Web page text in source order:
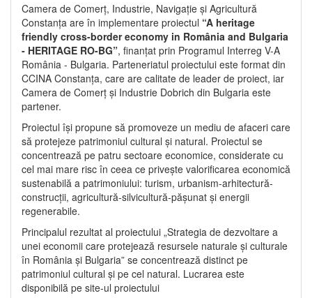
Camera de Comerț, Industrie, Navigație și Agricultură
Constanța are în implementare proiectul “A heritage
friendly cross-border economy in România and Bulgaria
- HERITAGE RO-BG”, finanțat prin Programul Interreg V-A
România - Bulgaria. Parteneriatul proiectului este format din
CCINA Constanța, care are calitate de leader de proiect, iar
Camera de Comerț și Industrie Dobrich din Bulgaria este
partener.
Proiectul își propune să promoveze un mediu de afaceri care
să protejeze patrimoniul cultural și natural. Proiectul se
concentrează pe patru sectoare economice, considerate cu
cel mai mare risc în ceea ce privește valorificarea economică
sustenabilă a patrimoniului: turism, urbanism-arhitectură-
construcții, agricultură-silvicultură-pășunat și energii
regenerabile.
Principalul rezultat al proiectului „Strategia de dezvoltare a
unei economii care protejează resursele naturale și culturale
în România și Bulgaria” se concentrează distinct pe
patrimoniul cultural și pe cel natural. Lucrarea este
disponibilă pe site-ul proiectului